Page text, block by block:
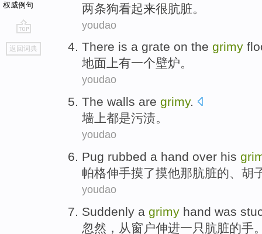
权威例句
go
top
返回词典
两条狗看起来很肮脏。
youdao
There is a grate on the grimy
地面上有一个壁炉。
youdao
The walls are grimy.
墙上都是污渍。
youdao
Pug rubbed a hand over his
帕格伸手摸了摸他那肮脏的、胡
youdao
Suddenly a grimy hand was
忽然 ， 从 窗户伸进一只肮脏的手